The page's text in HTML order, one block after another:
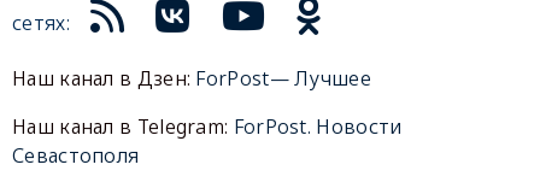
сетях:
Наш канал в Дзен: ForPost— Лучшее
Наш канал в Telegram: ForPost. Новости
Севастополя